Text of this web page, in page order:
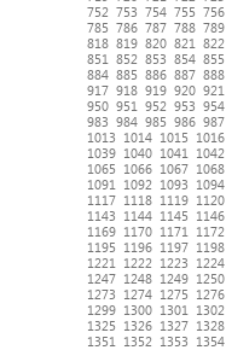
752 753 754 755 756
785 786 787 788 789
818 819 820 821 822
851
852 853 854 855
884 885 886 887 888
917 918 919 920 921
950 951 952 953 954
983 984 985 986 987
1013
1014 1015 1016
1039 1040 1041 1042
1065
1066 1067 1068
1091
1092 1093 1094
1117 1118 1119 1120
1143
1144 1145 1146
1169 1170 1171 1172
1195
1196 1197 1198
1221
1222 1223 1224
1247 1248 1249 1250
1273
1274 1275 1276
1299 1300 1301 1302
1325
1326 1327 1328
1351
1352 1353 1354